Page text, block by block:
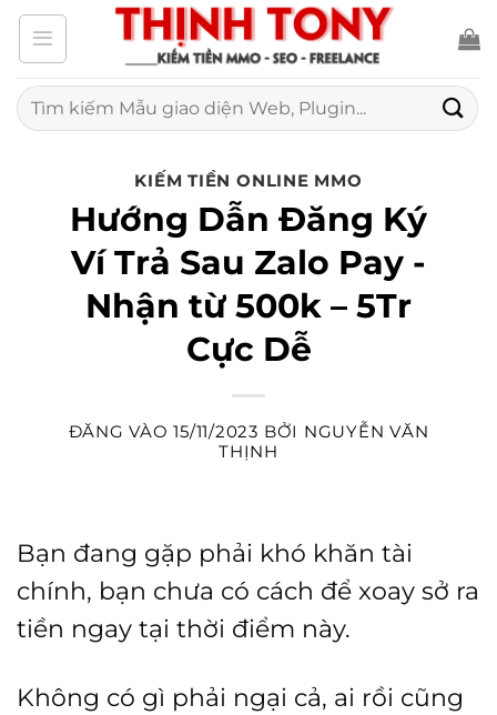
Bỏ
qua
nội
dung
Tìm
kiếm:
KIẾM TIỀN ONLINE MMO
Hướng Dẫn Đăng Ký
Ví Trả Sau Zalo Pay -
Nhận từ 500k – 5Tr
Cực Dễ
ĐĂNG VÀO15/11/2023 BỞI NGUYỄN VĂN
THỊNH
Bạn đang gặp phải khó khăn tài
chính, bạn chưa có cách để xoay sở ra
tiền ngay tại thời điểm này.
Không có gì phải ngại cả, ai rồi cũng